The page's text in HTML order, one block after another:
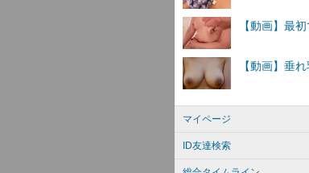
マイページ
ID友達検索